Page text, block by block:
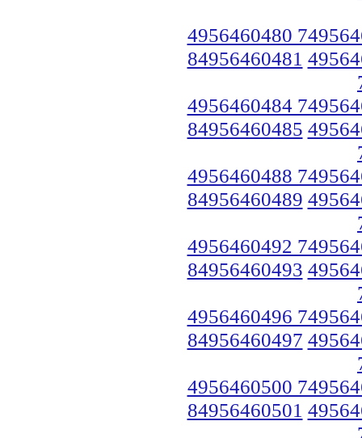
4956460480
84956460481
4956460484
84956460485
4956460488
84956460489
4956460492
84956460493
4956460496
84956460497
4956460500
84956460501